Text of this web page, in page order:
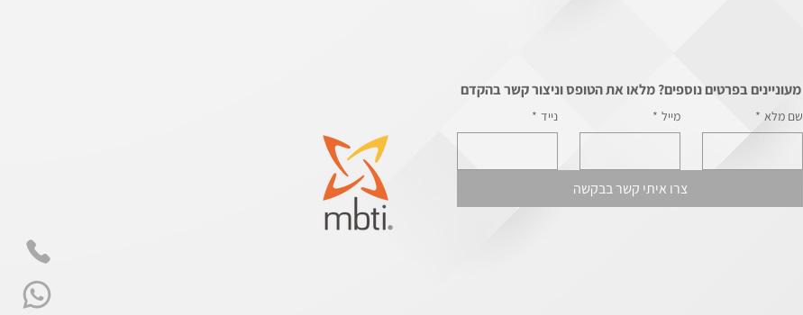
שם מלא * מייל * נייד *
צרו איתי קשר בבקשה
מעוניינים בפרטים נוספים? מלאו את הטופס וניצור קשר בהקדם